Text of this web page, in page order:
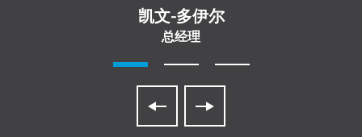
凯文-多伊尔
总经理